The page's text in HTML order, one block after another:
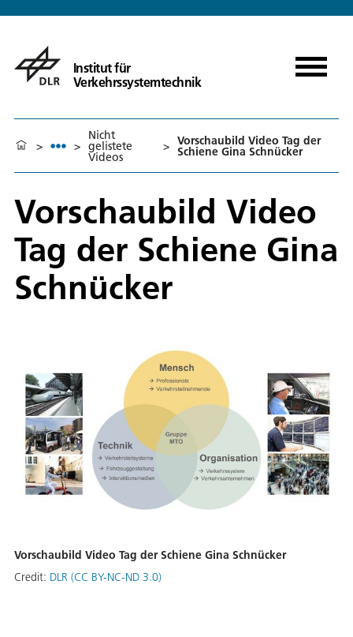
Institut für
Verkehrssystemtechnik
> >
Nicht
gelistete
Videos
> Vorschaubild Video Tag der
Schiene Gina Schnücker
Vorschaubild Video
Tag der Schiene Gina
Schnücker
Vorschaubild Video Tag der Schiene Gina Schnücker
Credit: DLR (CC BY-NC-ND 3.0)